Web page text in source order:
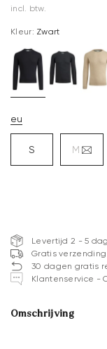
incl. btw.
Kleur: Zwart
eu
S M
Levertijd 2 - 5
Gratis verzending
30 dagen gratis
Klantenservice -
Omschrijving